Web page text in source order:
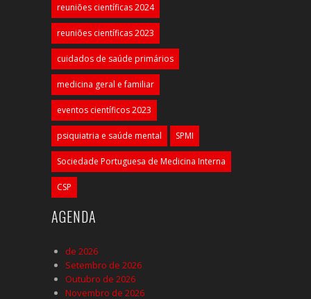
reuniões científicas 2024
reuniões científicas 2023
cuidados de saúde primários
medicina geral e familiar
eventos científicos 2023
psiquiatria e saúde mental SPMI
Sociedade Portuguesa de Medicina Interna
CSP
AGENDA
de 2026
Setembro de 2026
Outubro de 2026
Novembro de 2026